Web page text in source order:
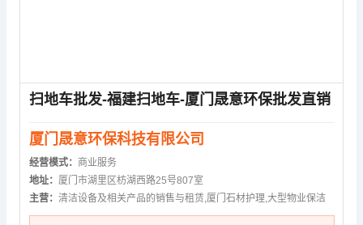
扫地车批发-福建扫地车-厦门晟意环保批发直销
厦门晟意环保科技有限公司
经营模式： 商业服务
地址： 厦门市湖里区枋湖西路25号807室
主营： 清洁设备及相关产品的销售与租赁,厦门石材护理,大型物业保洁